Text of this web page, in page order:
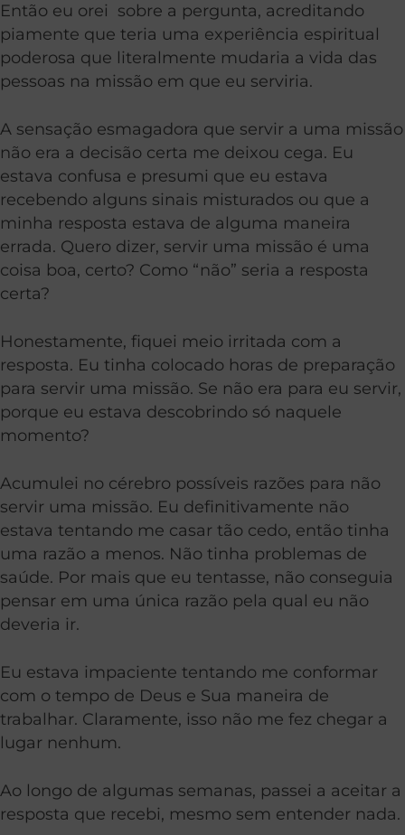
Então eu orei sobre a pergunta, acreditando
piamente que teria uma experiência espiritual
poderosa que literalmente mudaria a vida das
pessoas na missão em que eu serviria.
A sensação esmagadora que servir a uma missão
não era a decisão certa me deixou cega. Eu
estava confusa e presumi que eu estava
recebendo alguns sinais misturados ou que a
minha resposta estava de alguma maneira
errada. Quero dizer, servir uma missão é uma
coisa boa, certo? Como “não” seria a resposta
certa?
Honestamente, fiquei meio irritada com a
resposta. Eu tinha colocado horas de preparação
para servir uma missão. Se não era para eu servir,
porque eu estava descobrindo só naquele
momento?
Acumulei no cérebro possíveis razões para não
servir uma missão. Eu definitivamente não
estava tentando me casar tão cedo, então tinha
uma razão a menos. Não tinha problemas de
saúde. Por mais que eu tentasse, não conseguia
pensar em uma única razão pela qual eu não
deveria ir.
Eu estava impaciente tentando me conformar
com o tempo de Deus e Sua maneira de
trabalhar. Claramente, isso não me fez chegar a
lugar nenhum.
Ao longo de algumas semanas, passei a aceitar a
resposta que recebi, mesmo sem entender nada.